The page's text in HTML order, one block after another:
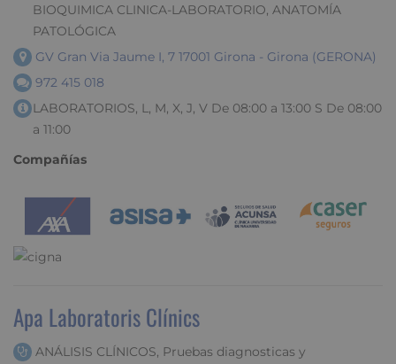
BIOQUIMICA CLINICA-LABORATORIO, ANATOMÍA
PATOLÓGICA
GV Gran Via Jaume I, 7 17001 Girona - Girona (GERONA)
972 415 018
LABORATORIOS, L, M, X, J, V De 08:00 a 13:00 S De 08:00
a 11:00
Compañías
Apa Laboratoris Clínics
ANÁLISIS CLÍNICOS, Pruebas diagnosticas y